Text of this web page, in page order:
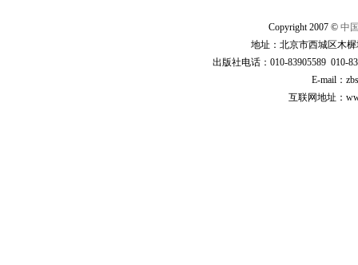
Copyright 2007 © 中
地址：北京市西城区木
出版社电话：010-83905589 010-
E-mail：
互联网地址：